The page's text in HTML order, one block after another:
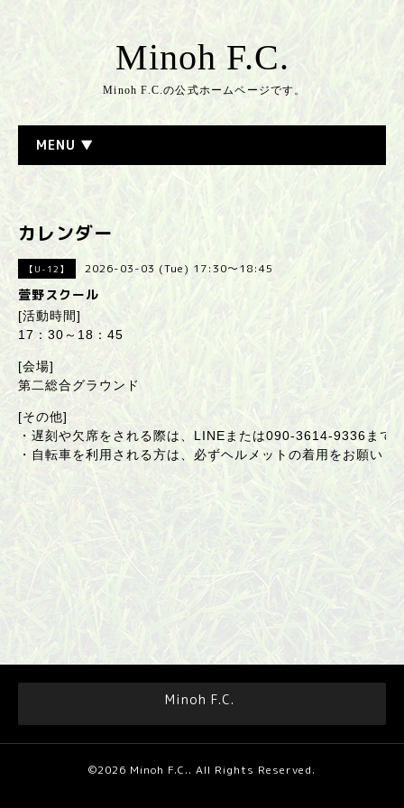
Minoh F.C.
Minoh F.C.の公式ホームページです。
MENU ▼
カレンダー
【U-12】 2026-03-03 (Tue) 17:30～18:45
萱野スクール
[活動時間]
17：30～18：45
[会場]
第二総合グラウンド
[その他]
・遅刻や欠席をされる際は、LINEまたは090-3614-9336 まで
・自転車を利用される方は、必ずヘルメットの着用をお願いし
Minoh F.C.
©2026 Minoh F.C.. All Rights Reserved.